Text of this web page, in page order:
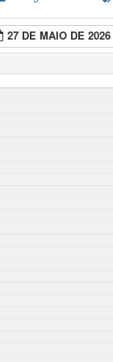
27 DE MAIO DE 2026